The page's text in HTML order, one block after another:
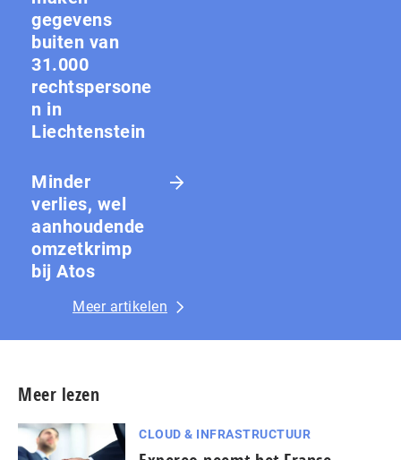
gegevens
buiten van
31.000
rechtspersone
n in
Liechtenstein
Minder
verlies, wel
aanhoudende
omzetkrimp
bij Atos
Meer artikelen
Meer lezen
CLOUD & INFRASTRUCTUUR